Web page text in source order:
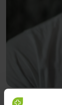
A Flordiai